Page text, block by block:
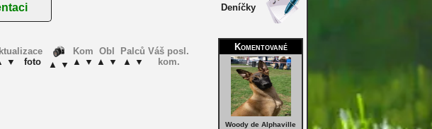
Deníčky
Komentované
Woody de Alphaville
▼ foto ▲ ▼
Kom
▲ ▼
Obl
▲ ▼
Palců
▲ ▼
Váš posl.
kom.